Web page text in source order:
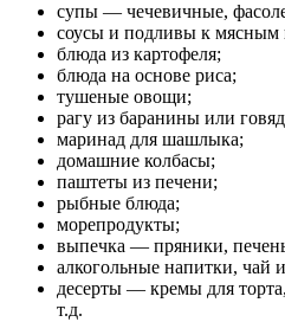
супы — чечевичные,
соусы и подливы к
блюда из картофеля;
блюда на основе риса;
тушеные овощи;
рагу из баранины или
маринад для шашлыка;
домашние колбасы;
паштеты из печени;
рыбные блюда;
морепродукты;
выпечка — пряники,
алкогольные напитки, чай
десерты — кремы для
т.д.